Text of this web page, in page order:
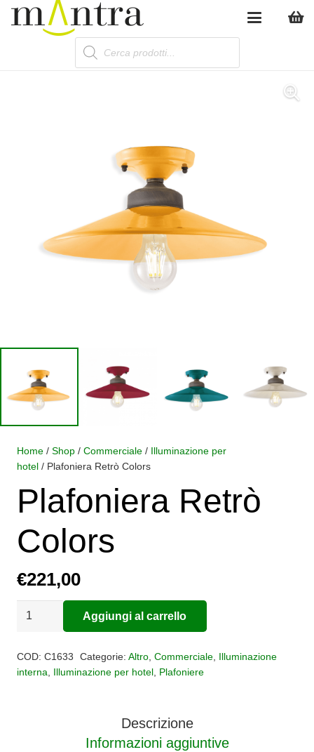
Products
search
Home / Shop / Commerciale / Illuminazione per
hotel / Plafoniera Retrò Colors
Plafoniera Retrò
Colors
€221,00
Plafoniera
quantità
Aggiungi al carrello
COD: C1633 Categorie: Altro, Commerciale, Illuminazione
interna
Illuminazione per hotel Plafoniere
Descrizione
Informazioni aggiuntive